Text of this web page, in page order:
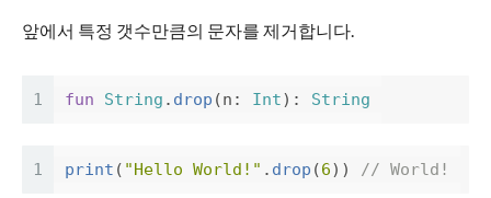
앞에서 특정 갯수만큼의 문자를 제거합니다.
1 fun String . drop (n : Int): String
1 print ( "Hello World!" . drop (6)) // World!